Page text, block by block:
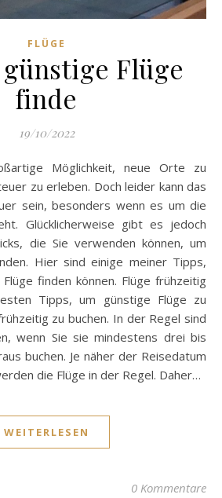
FLÜGE
Flüge
finde
19/10/2022
zu erleben. Doch leider kann das
sein, besonders wenn es um die
Glücklicherweise gibt es jedoch
die Sie verwenden können, um
Hier sind einige meiner Tipps,
finden können. Flüge frühzeitig
Tipps, um günstige Flüge zu
zu buchen. In der Regel sind
wenn Sie sie mindestens drei bis
buchen. Je näher der Reisedatum
die Flüge in der Regel. Daher…
WEITERLESEN
0 Kommentare